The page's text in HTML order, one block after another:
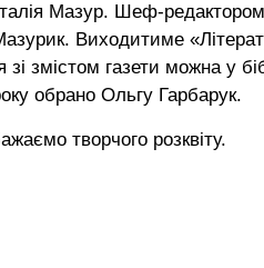
Мазур. Шеф-
Виходитиме
змістом газети можна у
обрано Ольгу Гарбарук.
творчого розквіту.